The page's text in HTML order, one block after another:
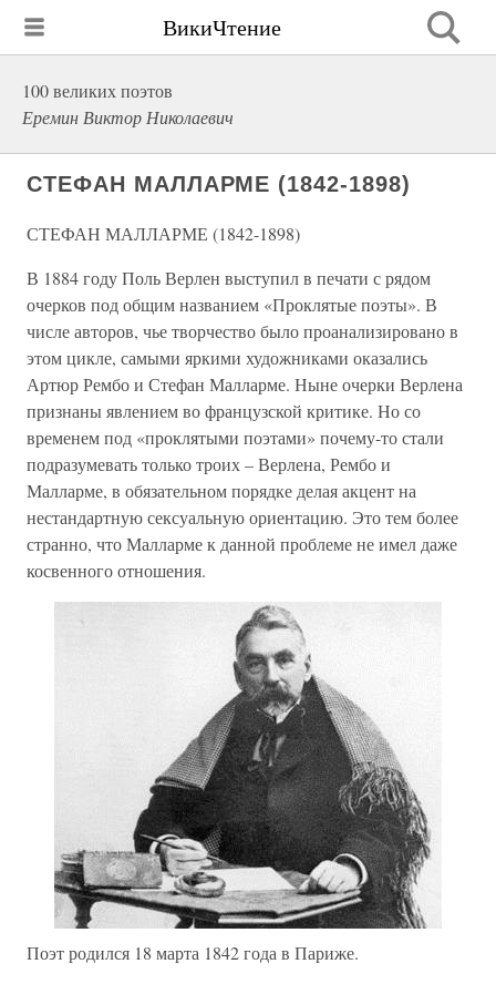
ВикиЧтение
100 великих поэтов
Еремин Виктор Николаевич
СТЕФАН МАЛЛАРМЕ (1842-1898)
СТЕФАН МАЛЛАРМЕ (1842-1898)
В 1884 году Поль Верлен выступил в печати с рядом
очерков под общим названием «Проклятые поэты». В
числе авторов, чье творчество было проанализировано в
этом цикле, самыми яркими художниками оказались
Артюр Рембо и Стефан Малларме. Ныне очерки Верлена
признаны явлением во французской критике. Но со
временем под «проклятыми поэтами» почему-то стали
подразумевать только троих – Верлена, Рембо и
Малларме, в обязательном порядке делая акцент на
нестандартную сексуальную ориентацию. Это тем более
странно, что Малларме к данной проблеме не имел даже
косвенного отношения.
Поэт родился 18 марта 1842 года в Париже.